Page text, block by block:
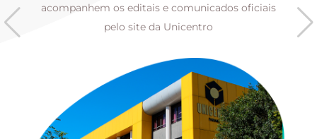
acompanhem os editais e comunicados oficiais
pelo site da Unicentro